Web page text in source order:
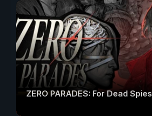
ZERO PARADES: For Dead Spies